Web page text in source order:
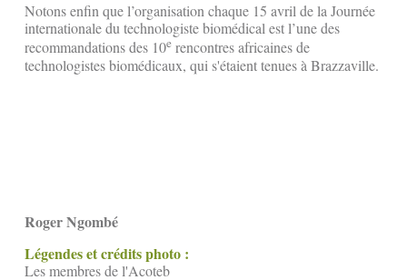
Notons enfin que l’organisation chaque 15 avril de la Journée
internationale du technologiste biomédical est l’une des
recommandations des 10e rencontres africaines de
technologistes biomédicaux, qui s'étaient tenues à Brazzaville.
Roger Ngombé
Légendes et crédits photo :
Les membres de l'Acoteb